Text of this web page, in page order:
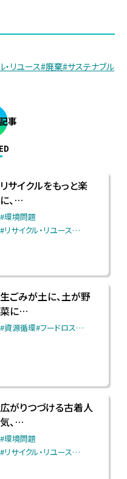
・リユース#廃棄#サステナブル
事
リサイクルをもっと楽
に、…
#環境問題
#リサイクル・リユース…
生ごみが土に、土が野
菜に…
#資源循環#フードロス…
広がりつづける古着人
気、…
#環境問題
#リサイクル・リユース…